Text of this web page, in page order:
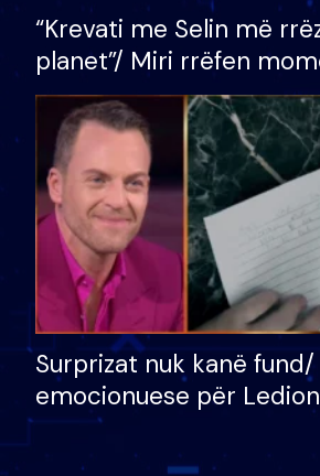
“Krevati me Selin më
planet”/ Miri rrëfen
bukura në shtëpinë e
mungojë zilja e
Surprizat nuk kanë fund/
emocionuese për
nëna dhe fëmijët e tij,
nuk i mban dot lotët: